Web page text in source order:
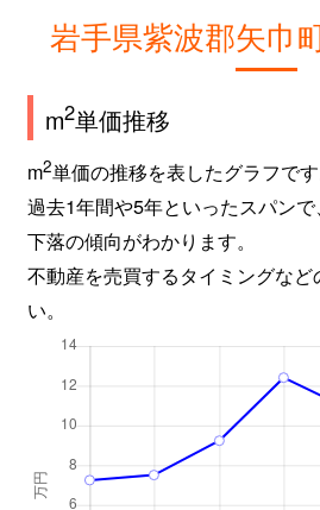
岩手県紫波郡矢巾
m2単価推移
m2単価の推移を表したグラフです
過去1年間や5年といったスパン
下落の傾向がわかります。
不動産を売買するタイミングなど
い。